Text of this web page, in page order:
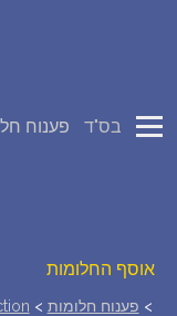
פענוח בס"ד
יומן החלומות שלך (0)
אוסף החלומות
> פענוח חלומות >